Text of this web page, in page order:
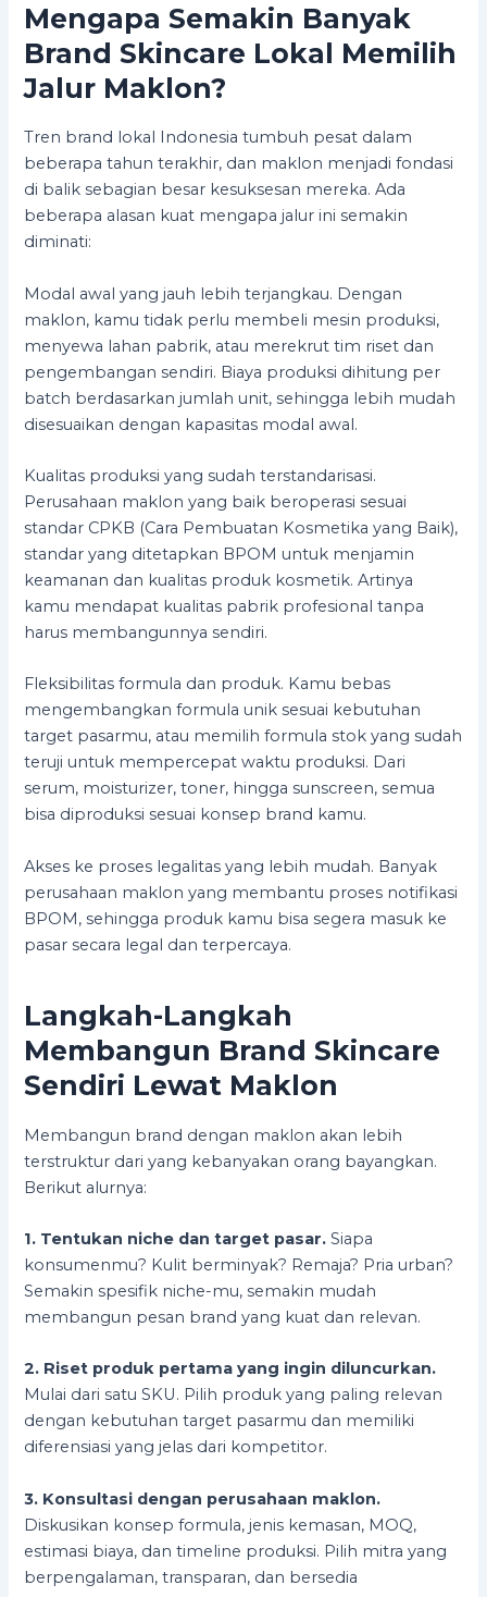
Mengapa Semakin Banyak
Brand Skincare Lokal Memilih
Jalur Maklon?
Tren brand lokal Indonesia tumbuh pesat dalam
beberapa tahun terakhir, dan maklon menjadi fondasi
di balik sebagian besar kesuksesan mereka. Ada
beberapa alasan kuat mengapa jalur ini semakin
diminati:
Modal awal yang jauh lebih terjangkau. Dengan
maklon, kamu tidak perlu membeli mesin produksi,
menyewa lahan pabrik, atau merekrut tim riset dan
pengembangan sendiri. Biaya produksi dihitung per
batch berdasarkan jumlah unit, sehingga lebih mudah
disesuaikan dengan kapasitas modal awal.
Kualitas produksi yang sudah terstandarisasi.
Perusahaan maklon yang baik beroperasi sesuai
standar CPKB (Cara Pembuatan Kosmetika yang Baik),
standar yang ditetapkan BPOM untuk menjamin
keamanan dan kualitas produk kosmetik. Artinya
kamu mendapat kualitas pabrik profesional tanpa
harus membangunnya sendiri.
Fleksibilitas formula dan produk. Kamu bebas
mengembangkan formula unik sesuai kebutuhan
target pasarmu, atau memilih formula stok yang sudah
teruji untuk mempercepat waktu produksi. Dari
serum, moisturizer, toner, hingga sunscreen, semua
bisa diproduksi sesuai konsep brand kamu.
Akses ke proses legalitas yang lebih mudah. Banyak
perusahaan maklon yang membantu proses notifikasi
BPOM, sehingga produk kamu bisa segera masuk ke
pasar secara legal dan terpercaya.
Langkah-Langkah
Membangun Brand Skincare
Sendiri Lewat Maklon
Membangun brand dengan maklon akan lebih
terstruktur dari yang kebanyakan orang bayangkan.
Berikut alurnya:
1. Tentukan niche dan target pasar. Siapa
konsumenmu? Kulit berminyak? Remaja? Pria urban?
Semakin spesifik niche-mu, semakin mudah
membangun pesan brand yang kuat dan relevan.
2. Riset produk pertama yang ingin diluncurkan.
Mulai dari satu SKU. Pilih produk yang paling relevan
dengan kebutuhan target pasarmu dan memiliki
diferensiasi yang jelas dari kompetitor.
3. Konsultasi dengan perusahaan maklon.
Diskusikan konsep formula, jenis kemasan, MOQ,
estimasi biaya, dan timeline produksi. Pilih mitra yang
berpengalaman, transparan, dan bersedia